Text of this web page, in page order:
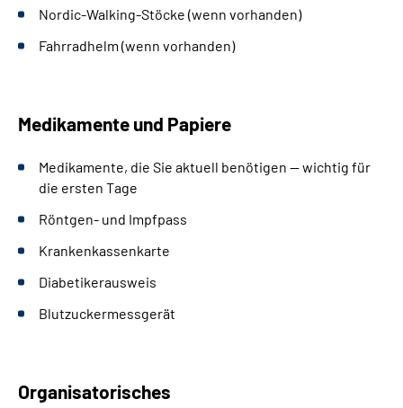
Nordic-Walking-Stöcke (wenn vorhanden)
Fahrradhelm (wenn vorhanden)
Medikamente und Papiere
Medikamente, die Sie aktuell benötigen — wichtig für
die ersten Tage
Röntgen- und Impfpass
Krankenkassenkarte
Diabetikerausweis
Blutzuckermessgerät
Organisatorisches